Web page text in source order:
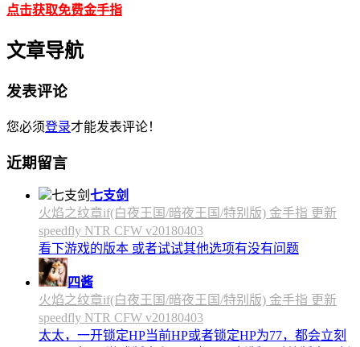
点击获取免费金手指
文章导航
发表评论
您必须登录才能发表评论！
近期留言
七支剑
火焰之纹章if(白夜王国/暗夜王国/特别版) 金手指 更新
speedfly NTR CFW v20180403
看下游戏的版本 或者试试其他选项有没有问题
四酱
火焰之纹章if(白夜王国/暗夜王国/特别版) 金手指 更新
speedfly NTR CFW v20180403
太太，一开锁定HP当前HP或者锁定HP为77，都会立刻